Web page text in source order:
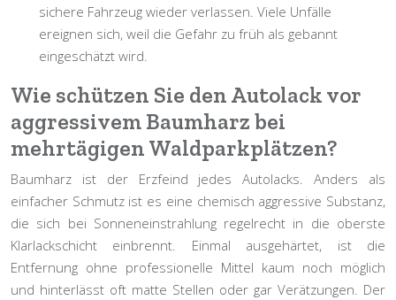
sichere Fahrzeug wieder verlassen. Viele Unfälle
ereignen sich, weil die Gefahr zu früh als gebannt
eingeschätzt wird.
Wie schützen Sie den Autolack vor
aggressivem Baumharz bei
mehrtägigen Waldparkplätzen?
Baumharz ist der Erzfeind jedes Autolacks. Anders als
einfacher Schmutz ist es eine chemisch aggressive Substanz,
die sich bei Sonneneinstrahlung regelrecht in die oberste
Klarlackschicht einbrennt. Einmal ausgehärtet, ist die
Entfernung ohne professionelle Mittel kaum noch möglich
und hinterlässt oft matte Stellen oder gar Verätzungen. Der